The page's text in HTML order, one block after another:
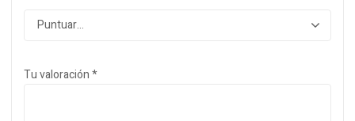
Tu valoración*